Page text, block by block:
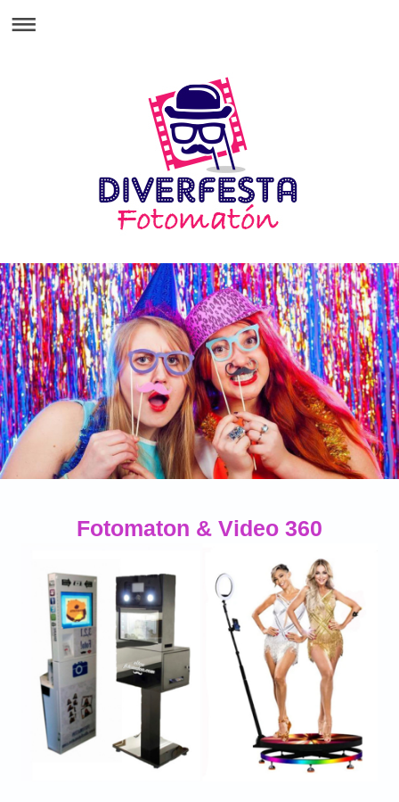
Fotomaton & Video 360